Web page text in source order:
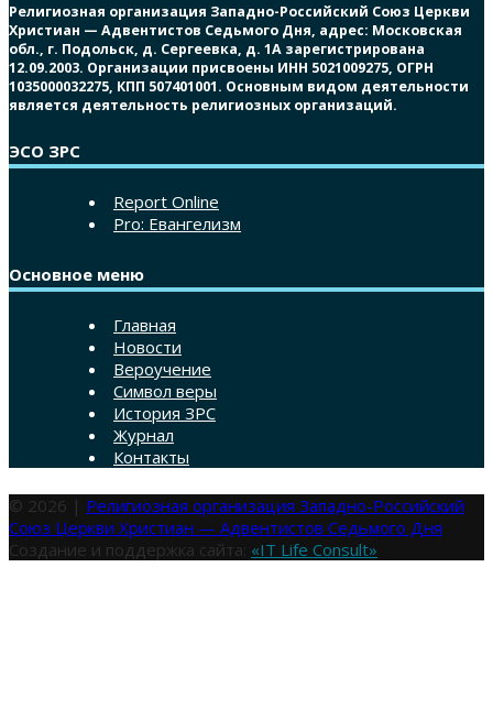
Религиозная организация Западно-Российский Союз Церкви
Христиан — Адвентистов Седьмого Дня, адрес: Московская
обл., г. Подольск, д. Сергеевка, д. 1А зарегистрирована
12.09.2003. Организации присвоены ИНН 5021009275, ОГРН
1035000032275, КПП 507401001. Основным видом деятельности
является деятельность религиозных организаций.
ЭСО ЗРС
Report Online
Pro: Евангелизм
Основное меню
Главная
Новости
Вероучение
Символ веры
История ЗРС
Журнал
Контакты
© 2026 | Религиозная организация Западно-Российский
Союз Церкви Христиан — Адвентистов Седьмого Дня
Создание и поддержка сайта: «IT Life Consult»